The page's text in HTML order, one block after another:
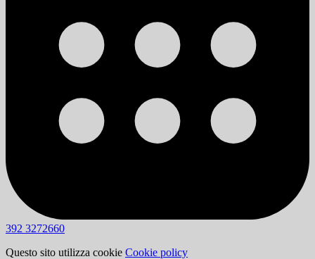
392 3272660
Questo sito utilizza cookie Cookie policy